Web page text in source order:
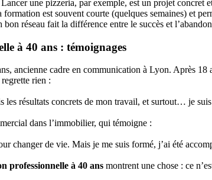
Lancer une pizzeria, par exemple, est un projet concret
formation est souvent courte (quelques semaines) et
bon réseau fait la différence entre le succès et
à 40 ans : témoignages
ancienne cadre en communication à Lyon. Après
rien :
les résultats concrets de mon travail, et surtout… je
dans l’immobilier, qui témoigne :
changer de vie. Mais je me suis formé, j’ai été
professionnelle à 40 ans montrent une chose : ce